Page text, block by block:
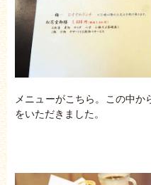
メニューがこちら。この中
をいただきました。